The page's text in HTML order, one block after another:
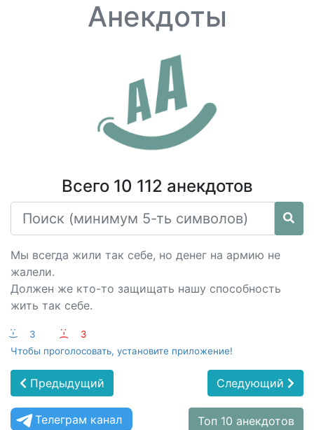
Анекдоты
Всего 10 112 анекдотов
Мы всегда жили так себе, но денег на армию не
жалели.
Должен же кто-то защищать нашу способность
жить так себе.
:-) 3 :-(
3
Чтобы проголосовать, установите приложение!
Предыдущий Следующий
Телеграм канал Топ 10 анекдотов